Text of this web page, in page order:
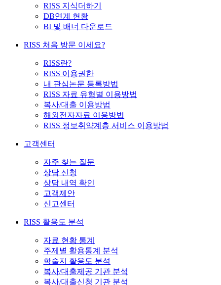
RISS 지식더하기
DB연계 현황
BI 및 배너 다운로드
RISS 처음 방문 이세요?
RISS란?
RISS 이용권한
내 관심논문 등록방법
RISS 자료 유형별 이용방법
복사/대출 이용방법
해외전자자료 이용방법
RISS 정보취약계층 서비스 이용방법
고객센터
자주 찾는 질문
상담 신청
상담 내역 확인
고객제안
신고센터
RISS 활용도 분석
자료 현황 통계
주제별 활용통계 분석
학술지 활용도 분석
복사/대출제공 기관 분석
복사/대출신청 기관 분석